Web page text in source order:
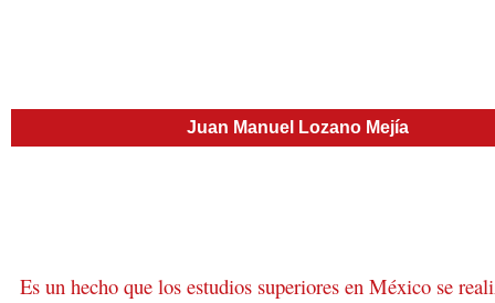
Juan Manuel Lozano Mejía
Es un hecho que los estudios supe­rio­res en México se